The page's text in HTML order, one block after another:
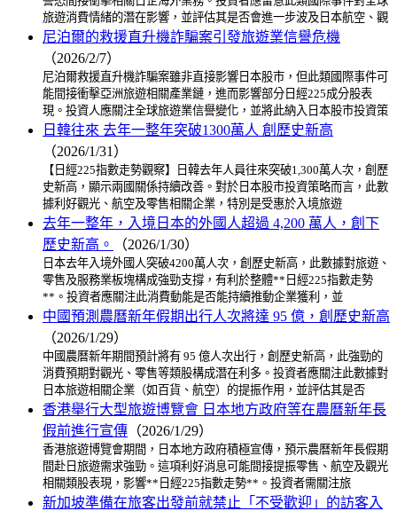
旅遊消費情緒的潛在影響，並評估其是否會進一步波及日本航空、觀
尼泊爾的救援直升機詐騙案引發旅遊業信譽危機
（2026/2/7）
尼泊爾救援直升機詐騙案雖非直接影響日本股市，但此類國際事件可
能間接衝擊亞洲旅遊相關產業鏈，進而影響部分日經225成分股表
現。投資人應關注全球旅遊業信譽變化，並將此納入日本股市投資策
日韓往來 去年一整年突破1300萬人 創歷史新高
（2026/1/31）
【日經225指數走勢觀察】日韓去年人員往來突破1,300萬人次，創歷
史新高，顯示兩國關係持續改善。對於日本股市投資策略而言，此數
據利好觀光、航空及零售相關企業，特別是受惠於入境旅遊
去年一整年，入境日本的外國人超過 4,200 萬人，創下
歷史新高。
（2026/1/30）
日本去年入境外國人突破4200萬人次，創歷史新高，此數據對旅遊、
零售及服務業板塊構成強勁支撐，有利於整體**日經225指數走勢
**。投資者應關注此消費動能是否能持續推動企業獲利，並
中國預測農曆新年假期出行人次將達 95 億，創歷史新高
（2026/1/29）
中國農曆新年期間預計將有 95 億人次出行，創歷史新高，此強勁的
消費預期對觀光、零售等類股構成潛在利多。投資者應關注此數據對
日本旅遊相關企業（如百貨、航空）的提振作用，並評估其是否
香港舉行大型旅遊博覽會 日本地方政府等在農曆新年長
假前進行宣傳 （2026/1/29）
香港旅遊博覽會期間，日本地方政府積極宣傳，預示農曆新年長假期
間赴日旅遊需求強勁。這項利好消息可能間接提振零售、航空及觀光
相關類股表現，影響**日經225指數走勢**。投資者需關注旅
新加坡準備在旅客出發前就禁止「不受歡迎」的訪客入